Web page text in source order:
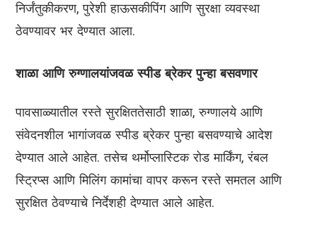
निर्जंतुकीकरण, पुरेशी हाऊसकीपिंग आणि सुरक्षा व्यवस्था
ठेवण्यावर भर देण्यात आला.
शाळा आणि रुग्णालयांजवळ स्पीड ब्रेकर पुन्हा बसवणार
पावसाळ्यातील रस्ते सुरक्षिततेसाठी शाळा, रुग्णालये आणि
संवेदनशील भागांजवळ स्पीड ब्रेकर पुन्हा बसवण्याचे आदेश
देण्यात आले आहेत. तसेच थर्मोप्लास्टिक रोड मार्किंग, रंबल
स्ट्रिप्स आणि मिलिंग कामांचा वापर करून रस्ते समतल आणि
सुरक्षित ठेवण्याचे निर्देशही देण्यात आले आहेत.